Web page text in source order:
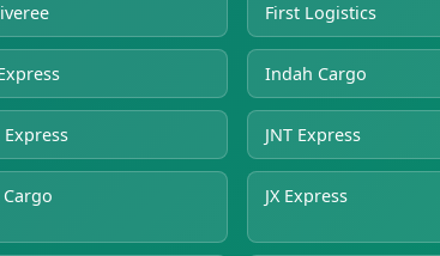
First Logistics
Indah Cargo
Express JNT Express
Cargo JX Express